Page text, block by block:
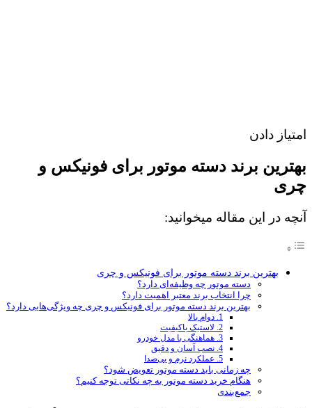
امتیاز دادن
بهترین برند دسته موتور برای فونیکس و
چری
آنچه در این مقاله میخوانید:
بهترین برند دسته موتور برای فونیکس و چری
دسته موتور چه وظیفه‌ای دارد؟
چرا انتخاب برند معتبر اهمیت دارد؟
بهترین برند دسته موتور برای فونیکس و چری چه ویژگی‌هایی دارد؟
1. دوام بالا
2. لاستیک باکیفیت
3. هماهنگی با مدل خودرو
4. نصب آسان و دقیق
5. عملکرد نرم و بی‌صدا
چه زمانی باید دسته موتور تعویض شود؟
هنگام خرید دسته موتور به چه نکاتی توجه کنیم؟
جمع‌بندی